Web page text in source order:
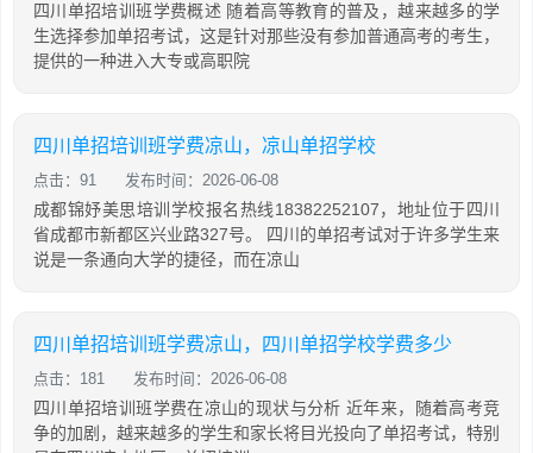
四川单招培训班学费概述 随着高等教育的普及，越来越多的学
生选择参加单招考试，这是针对那些没有参加普通高考的考生，
提供的一种进入大专或高职院
四川单招培训班学费凉山，凉山单招学校
点击：91 发布时间：2026-06-08
成都锦妤美思培训学校报名热线18382252107，地址位于四川
省成都市新都区兴业路327号。 四川的单招考试对于许多学生来
说是一条通向大学的捷径，而在凉山
四川单招培训班学费凉山，四川单招学校学费多少
点击：181 发布时间：2026-06-08
四川单招培训班学费在凉山的现状与分析 近年来，随着高考竞
争的加剧，越来越多的学生和家长将目光投向了单招考试，特别